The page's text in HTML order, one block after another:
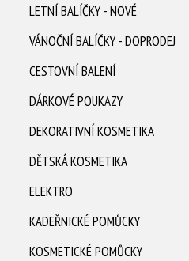
LETNÍ BALÍČKY - NOVÉ
VÁNOČNÍ BALÍČKY - DOPRODEJ
CESTOVNÍ BALENÍ
DÁRKOVÉ POUKAZY
DEKORATIVNÍ KOSMETIKA
DĚTSKÁ KOSMETIKA
ELEKTRO
KADEŘNICKÉ POMŮCKY
KOSMETICKÉ POMŮCKY